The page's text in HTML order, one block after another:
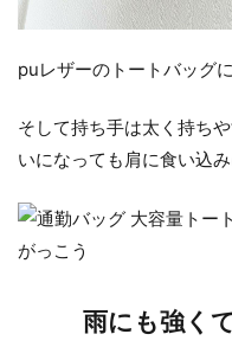
puレザーのトートバッグ
そして持ち手は太く持ち
いになっても肩に食い込
雨にも強く